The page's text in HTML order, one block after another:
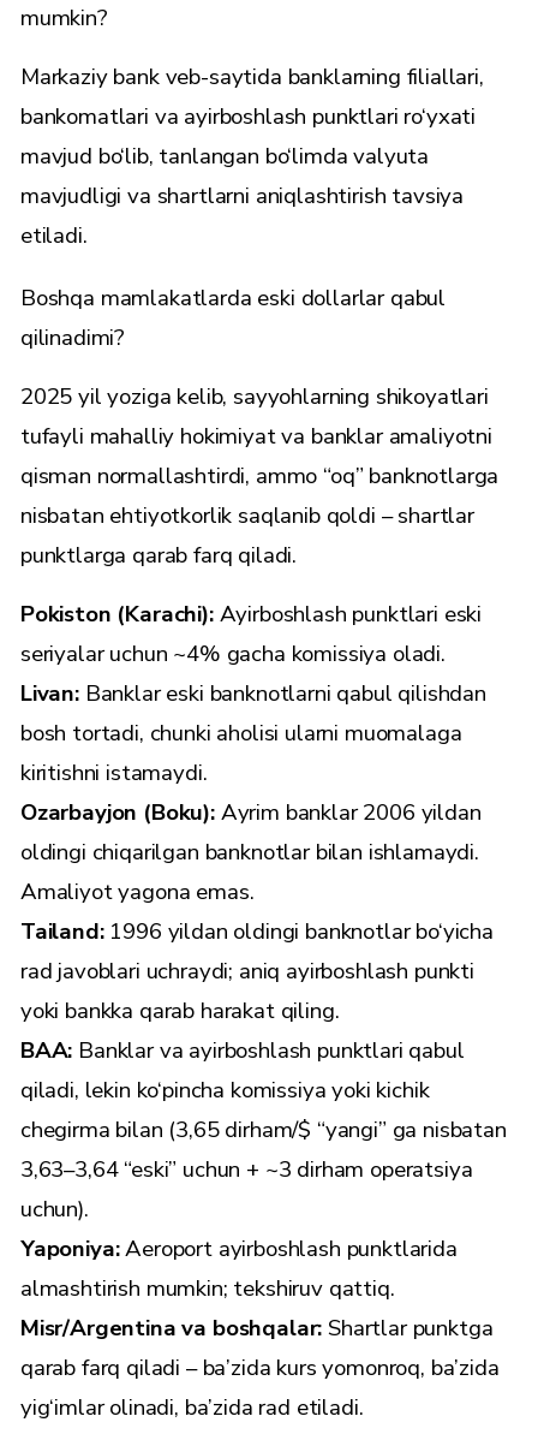
mumkin?
Markaziy bank veb-saytida banklarning filiallari,
bankomatlari va ayirboshlash punktlari ro‘yxati
mavjud bo‘lib, tanlangan bo‘limda valyuta
mavjudligi va shartlarni aniqlashtirish tavsiya
etiladi.
Boshqa mamlakatlarda eski dollarlar qabul
qilinadimi?
2025 yil yoziga kelib, sayyohlarning shikoyatlari
tufayli mahalliy hokimiyat va banklar amaliyotni
qisman normallashtirdi, ammo “oq” banknotlarga
nisbatan ehtiyotkorlik saqlanib qoldi – shartlar
punktlarga qarab farq qiladi.
Pokiston (Karachi):Ayirboshlash punktlari eski
seriyalar uchun ~4% gacha komissiya oladi.
Livan: Banklar eski banknotlarni qabul qilishdan
bosh tortadi, chunki aholisi ularni muomalaga
kiritishni istamaydi.
Ozarbayjon (Boku):Ayrim banklar 2006 yildan
oldingi chiqarilgan banknotlar bilan ishlamaydi.
Amaliyot yagona emas.
Tailand: 1996 yildan oldingi banknotlar bo‘yicha
rad javoblari uchraydi; aniq ayirboshlash punkti
yoki bankka qarab harakat qiling.
BAA: Banklar va ayirboshlash punktlari qabul
qiladi, lekin ko‘pincha komissiya yoki kichik
chegirma bilan (3,65 dirham/$ “yangi” ga nisbatan
3,63–3,64 “eski” uchun + ~3 dirham operatsiya
uchun).
Yaponiya:Aeroport ayirboshlash punktlarida
almashtirish mumkin; tekshiruv qattiq.
Misr/Argentina va boshqalar:Shartlar punktga
qarab farq qiladi – ba’zida kurs yomonroq, ba’zida
yig‘imlar olinadi, ba’zida rad etiladi.